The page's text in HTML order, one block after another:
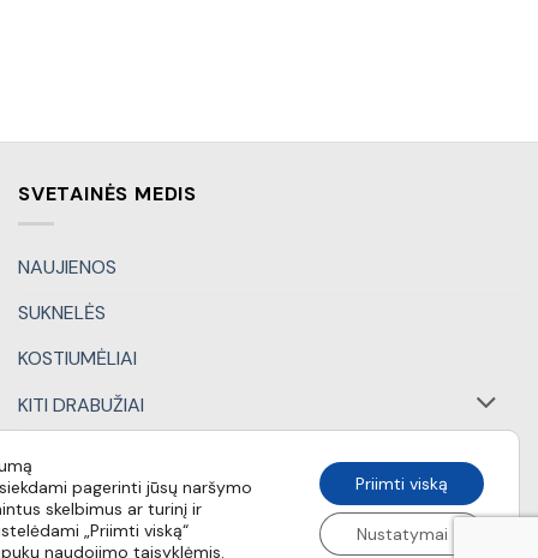
SVETAINĖS MEDIS
NAUJIENOS
SUKNELĖS
KOSTIUMĖLIAI
KITI DRABUŽIAI
SPECIALŪS PASIŪLYMAI
pagerinti jūsų naršymo
skelbimus ar turinį ir
„Priimti viską“
naudojimo taisyklėmis.
Priimti viską
Nustatymai